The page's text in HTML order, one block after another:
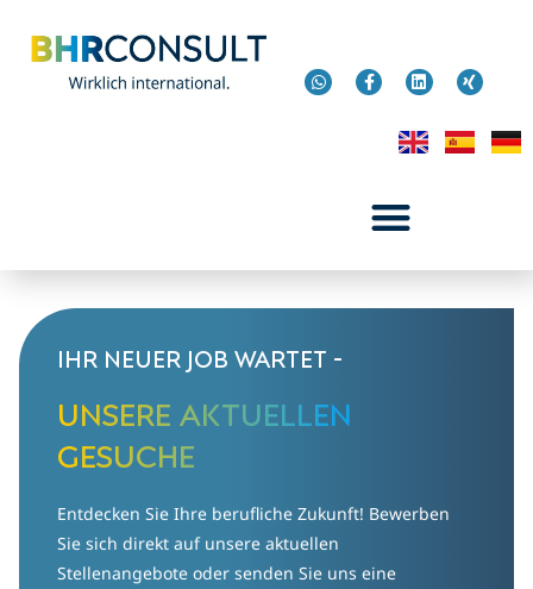
Ihr neuer Job wartet -
Unsere aktuellen
Gesuche
Entdecken Sie Ihre berufliche Zukunft! Bewerben
Sie sich direkt auf unsere aktuellen
Stellenangebote oder senden Sie uns eine